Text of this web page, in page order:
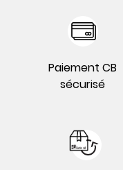
Paiement CB
sécurisé